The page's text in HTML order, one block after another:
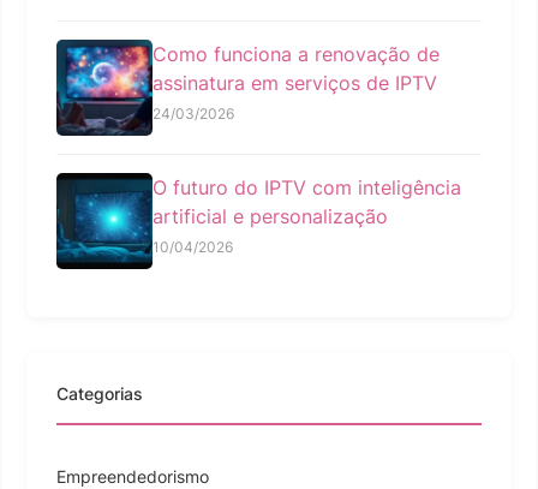
Como funciona a renovação de
assinatura em serviços de IPTV
24/03/2026
O futuro do IPTV com inteligência
artificial e personalização
10/04/2026
Categorias
Empreendedorismo